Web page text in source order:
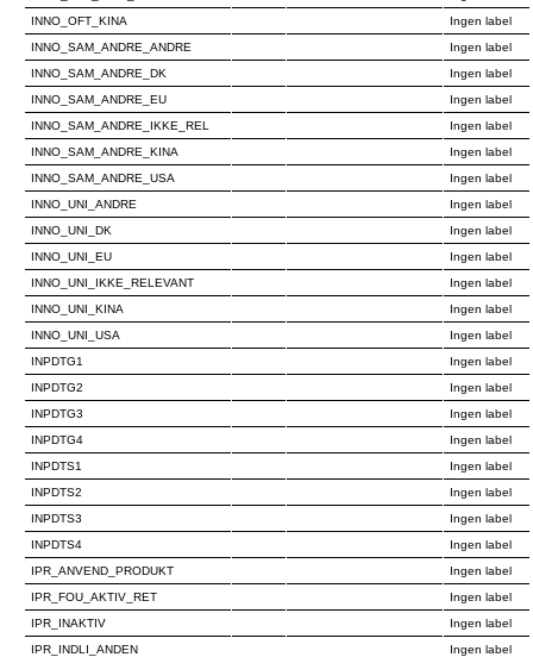
INNO_OFT_KINA
Ingen label
INNO_SAM_ANDRE_ANDRE
Ingen label
INNO_SAM_ANDRE_DK
Ingen label
INNO_SAM_ANDRE_EU
Ingen label
INNO_SAM_ANDRE_IKKE_REL
Ingen label
INNO_SAM_ANDRE_KINA
Ingen label
INNO_SAM_ANDRE_USA
Ingen label
INNO_UNI_ANDRE
Ingen label
INNO_UNI_DK
Ingen label
INNO_UNI_EU
Ingen label
INNO_UNI_IKKE_RELEVANT
Ingen label
INNO_UNI_KINA
Ingen label
INNO_UNI_USA
Ingen label
INPDTG1
Ingen label
INPDTG2
Ingen label
INPDTG3
Ingen label
INPDTG4
Ingen label
INPDTS1
Ingen label
INPDTS2
Ingen label
INPDTS3
Ingen label
INPDTS4
Ingen label
IPR_ANVEND_PRODUKT
Ingen label
IPR_FOU_AKTIV_RET
Ingen label
IPR_INAKTIV
Ingen label
IPR_INDLI_ANDEN
Ingen label